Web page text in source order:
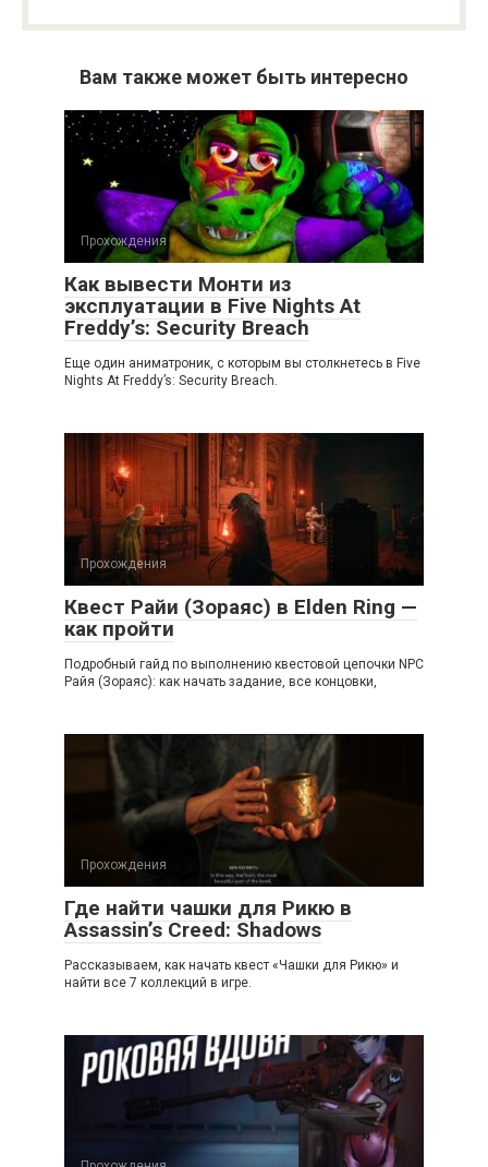
Вам также может быть интересно
Прохождения
Как вывести Монти из
эксплуатации в Five Nights At
Freddy’s: Security Breach
Еще один аниматроник, с которым вы столкнетесь в Five
Nights At Freddy’s: Security Breach.
Прохождения
Квест Райи (Зораяс) в Elden Ring —
как пройти
Подробный гайд по выполнению квестовой цепочки NPC
Райя (Зораяс): как начать задание, все концовки,
Прохождения
Где найти чашки для Рикю в
Assassin’s Creed: Shadows
Рассказываем, как начать квест «Чашки для Рикю» и
найти все 7 коллекций в игре.